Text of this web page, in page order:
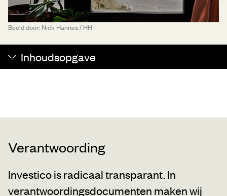
Beeld door: Nick Hannes / HH
Inhoudsopgave
Verantwoording
Investico is radicaal transparant. In
verantwoordingsdocumenten maken wij